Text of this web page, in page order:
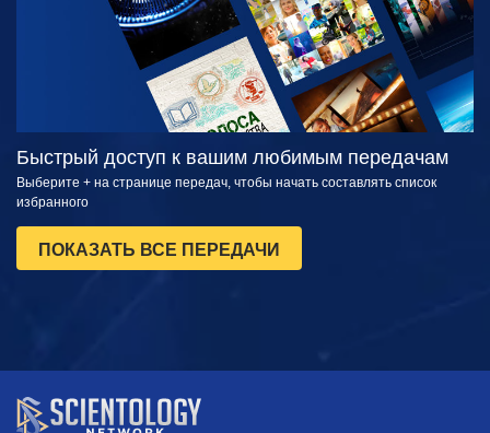
Быстрый доступ к вашим любимым передачам
Выберите + на странице передач, чтобы начать составлять список
избранного
ПОКАЗАТЬ ВСЕ ПЕРЕДАЧИ